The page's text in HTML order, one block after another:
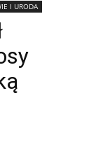
I URODA